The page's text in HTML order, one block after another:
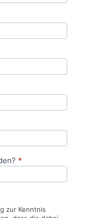
*
zur Kenntnis